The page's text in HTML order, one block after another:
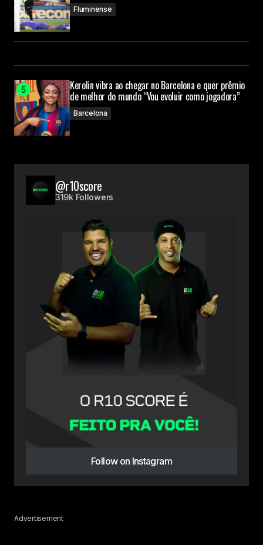
Fluminense
Kerolin vibra ao chegar no Barcelona e quer prêmio
de melhor do mundo “Vou evoluir como jogadora”
Barcelona
@r10score
319k Followers
Follow on Instagram
Advertisement